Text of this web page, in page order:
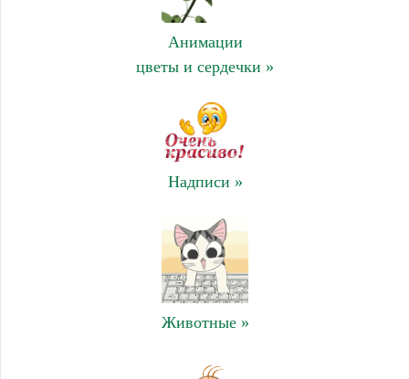
Анимации
цветы и сердечки »
Надписи »
Животные »